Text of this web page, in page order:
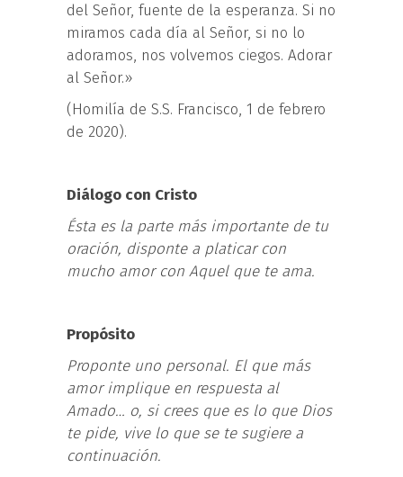
del Señor, fuente de la esperanza. Si no
miramos cada día al Señor, si no lo
adoramos, nos volvemos ciegos. Adorar
al Señor.»
(Homilía de S.S. Francisco, 1 de febrero
de 2020).
Diálogo con Cristo
Ésta es la parte más importante de tu
oración, disponte a platicar con
mucho amor con Aquel que te ama.
Propósito
Proponte uno personal. El que más
amor implique en respuesta al
Amado… o, si crees que es lo que Dios
te pide, vive lo que se te sugiere a
continuación.